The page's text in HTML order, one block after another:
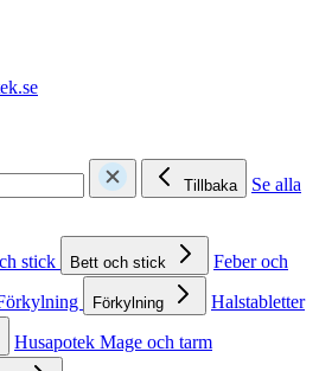
Tillbaka
Se alla
stick Bett och stick
Feber och
Förkylning
Halstabletter
Husapotek Mage och tarm